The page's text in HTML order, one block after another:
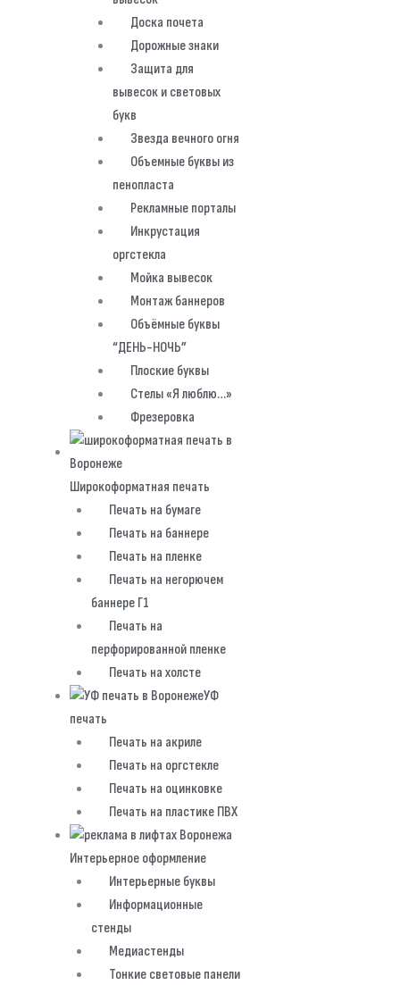
Доска почета
Дорожные знаки
Защита для
вывесок и световых
букв
Звезда вечного огня
Объемные буквы из
пенопласта
Рекламные порталы
Инкрустация
оргстекла
Мойка вывесок
Монтаж баннеров
Объёмные буквы
“ДЕНЬ-НОЧЬ”
Плоские буквы
Стелы «Я люблю…»
Фрезеровка
Широкоформатная печать
Печать на бумаге
Печать на баннере
Печать на пленке
Печать на негорючем
баннере Г1
Печать на
перфорированной пленке
Печать на холсте
УФ
печать
Печать на акриле
Печать на оргстекле
Печать на оцинковке
Печать на пластике ПВХ
Интерьерное оформление
Интерьерные буквы
Информационные
стенды
Медиастенды
Тонкие световые панели